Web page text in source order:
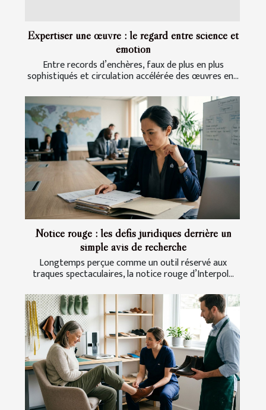
Expertiser une œuvre : le regard entre science et
émotion
Entre records d’enchères, faux de plus en plus
sophistiqués et circulation accélérée des œuvres en...
Notice rouge : les défis juridiques derrière un
simple avis de recherche
Longtemps perçue comme un outil réservé aux
traques spectaculaires, la notice rouge d’Interpol...